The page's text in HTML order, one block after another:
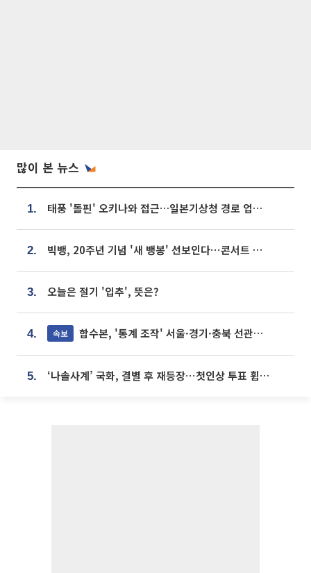
많이 본 뉴스
1. 태풍 '돌핀' 오키나와 접근…일본기상청 경로 업데이트
2. 빅뱅, 20주년 기념 '새 뱅봉' 선보인다⋯콘서트 앞두고 팝업 개최
3. 오늘은 절기 '입추', 뜻은?
4. 속보 합수본, '통계 조작' 서울·경기·충북 선관위 등 추가 압수수색
5. ‘나솔사계’ 국화, 결별 후 재등장⋯첫인상 투표 휩쓸고 ‘인기녀’ 등극